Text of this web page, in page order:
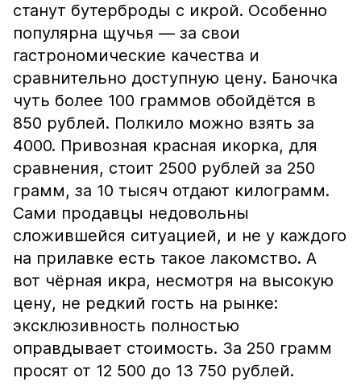
станут бутерброды с икрой. Особенно
популярна щучья — за свои
гастрономические качества и
сравнительно доступную цену. Баночка
чуть более 100 граммов обойдётся в
850 рублей. Полкило можно взять за
4000. Привозная красная икорка, для
сравнения, стоит 2500 рублей за 250
грамм, за 10 тысяч отдают килограмм.
Сами продавцы недовольны
сложившейся ситуацией, и не у каждого
на прилавке есть такое лакомство. А
вот чёрная икра, несмотря на высокую
цену, не редкий гость на рынке:
эксклюзивность полностью
оправдывает стоимость. За 250 грамм
просят от 12 500 до 13 750 рублей.